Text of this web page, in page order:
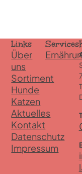
Links
Über
uns
Sortiment
Hunde
Katzen
Aktuelles
Kontakt
Datenschutz
Impressum
Services